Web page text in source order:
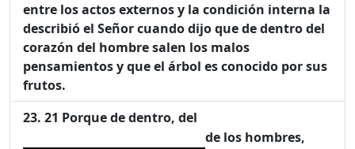
entre los actos externos y la condición interna la
describió el Señor cuando dijo que de dentro del
corazón del hombre salen los malos
pensamientos y que el árbol es conocido por sus
frutos.
21 Porque de dentro, del
de los hombres,